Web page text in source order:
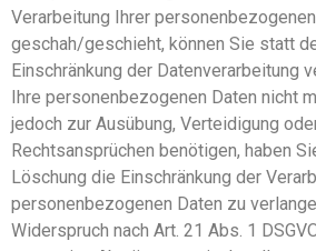
Verarbeitung Ihrer
geschah/geschieht, können Sie statt
Einschränkung der Datenverarbeitung
Ihre personenbezogenen Daten nicht
jedoch zur Ausübung, Verteidigung
Rechtsansprüchen benötigen, haben
Löschung die Einschränkung der
personenbezogenen Daten zu
Widerspruch nach Art. 21 Abs. 1